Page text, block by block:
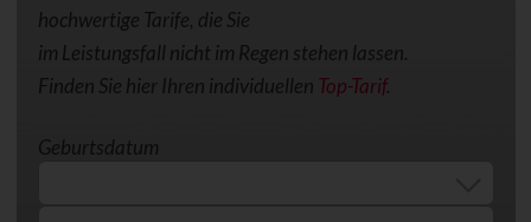
hochwertige Tarife, die Sie
im Leistungsfall nicht im Regen stehen lassen.
Finden Sie hier Ihren individuellen Top-Tarif.
Geburtsdatum